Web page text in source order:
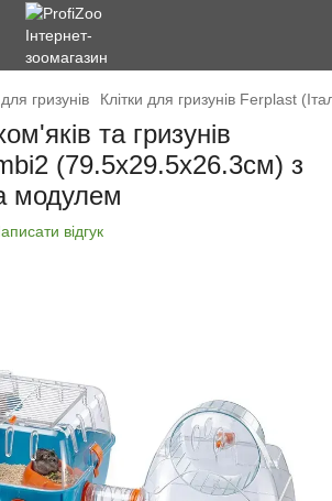
гризунів Клітки для гризунів Ferplast
та гризунів
(79.5х29.5х26.3см) з
модулем
відгук